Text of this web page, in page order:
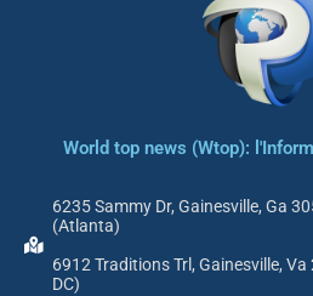
World top news (Wtop):
6235 Sammy Dr, Gainesville, Ga
(Atlanta)
6912 Traditions Trl, Gainesville,
DC)